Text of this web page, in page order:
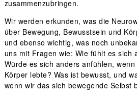
zusammenzubringen.
Wir werden erkunden, was die
über Bewegung, Bewusstsein und
und ebenso wichtig, was noch
uns mit Fragen wie: Wie fühlt es sich
Würde es sich anders anfühlen,
Körper lebte? Was ist bewusst, und
wenn wir das sich bewegende Selbst